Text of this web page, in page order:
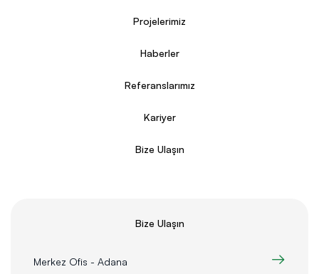
Bize Ulaşın
Merkez Ofis - Adana
Projelerimiz
Haberler
Referanslarımız
Kariyer
Bize Ulaşın